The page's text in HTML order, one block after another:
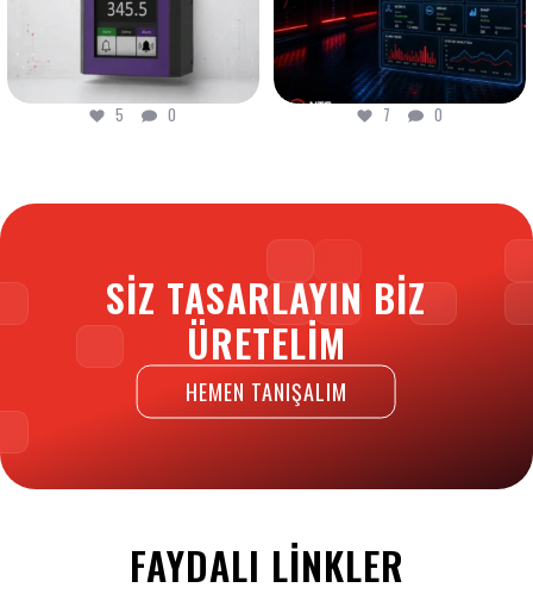
7 0 6 0
SIZ TASARLAYIN BIZ
ÜRETELIM
HEMEN TANIŞALIM
FAYDALI LINKLER